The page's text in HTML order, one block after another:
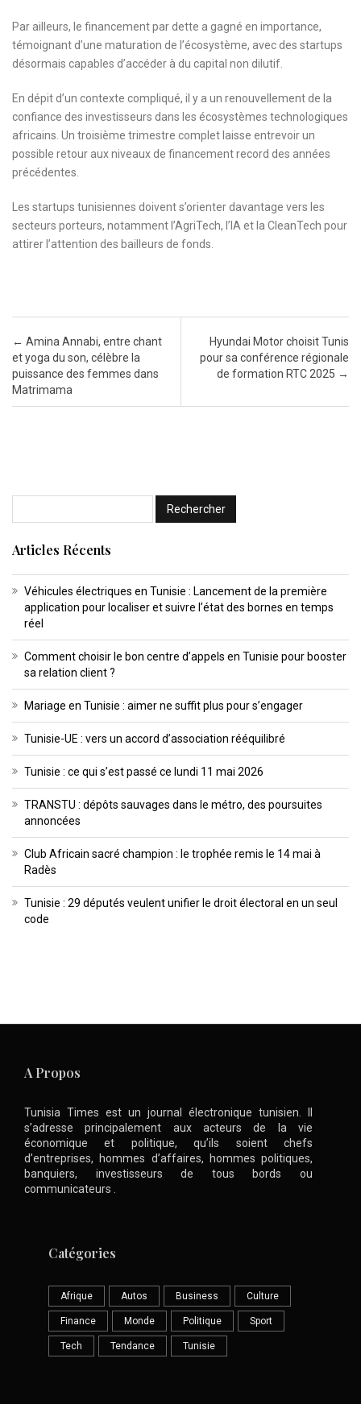
Par ailleurs, le financement par dette a gagné en importance,
témoignant d’une maturation de l’écosystème, avec des startups
désormais capables d’accéder à du capital non dilutif.
En dépit d’un contexte compliqué, il y a un renouvellement de la
confiance des investisseurs dans les écosystèmes technologiques
africains. Un troisième trimestre complet laisse entrevoir un
possible retour aux niveaux de financement record des années
précédentes.
Les startups tunisiennes doivent s’orienter davantage vers les
secteurs porteurs, notamment l’AgriTech, l’IA et la CleanTech pour
attirer l’attention des bailleurs de fonds.
Post navigation
← Amina Annabi, entre chant
et yoga du son, célèbre la
puissance des femmes dans
Matrimama
Hyundai Motor choisit Tunis
pour sa conférence régionale
de formation RTC 2025 →
Articles Récents
Véhicules électriques en Tunisie : Lancement de la première
application pour localiser et suivre l’état des bornes en temps
réel
Comment choisir le bon centre d’appels en Tunisie pour booster
sa relation client ?
Mariage en Tunisie : aimer ne suffit plus pour s’engager
Tunisie-UE : vers un accord d’association rééquilibré
Tunisie : ce qui s’est passé ce lundi 11 mai 2026
TRANSTU : dépôts sauvages dans le métro, des poursuites
annoncées
Club Africain sacré champion : le trophée remis le 14 mai à
Radès
Tunisie : 29 députés veulent unifier le droit électoral en un seul
code
A Propos
Tunisia Times est un journal électronique tunisien. Il
s’adresse principalement aux acteurs de la vie
économique et politique, qu’ils soient chefs
d’entreprises, hommes d’affaires, hommes politiques,
banquiers, investisseurs de tous bords ou
communicateurs .
Catégories
Afrique Autos Business Culture
Finance Monde Politique Sport
Tech Tendance Tunisie